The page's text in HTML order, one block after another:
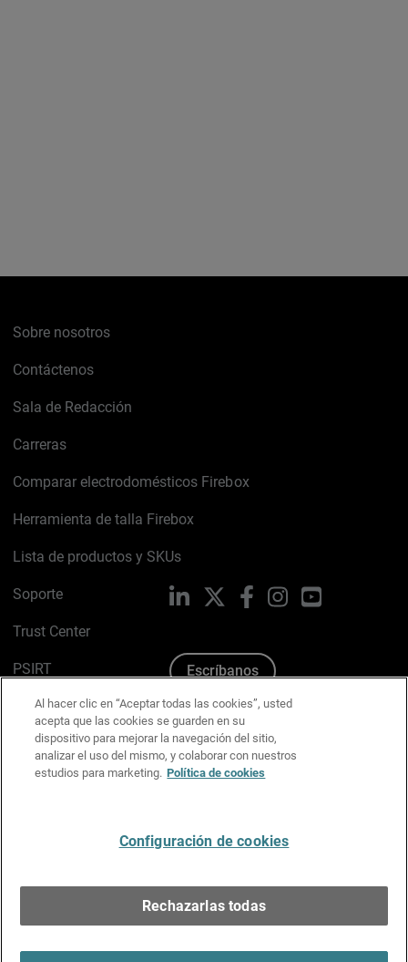
Sobre nosotros
Contáctenos
Sala de Redacción
Carreras
Comparar electrodomésticos Firebox
Herramienta de talla Firebox
Lista de productos y SKUs
Soporte
Trust Center
PSIRT
Política de cookies
Política de privacidad
Kit de medios y marca
LinkedIn FacebookInstagramYouTube
Escríbanos
Al hacer clic en “Aceptar todas las cookies”, usted
acepta que las cookies se guarden en su
dispositivo para mejorar la navegación del sitio,
analizar el uso del mismo, y colaborar con nuestros
estudios para marketing. Política de cookies
Configuración de cookies
Rechazarlas todas